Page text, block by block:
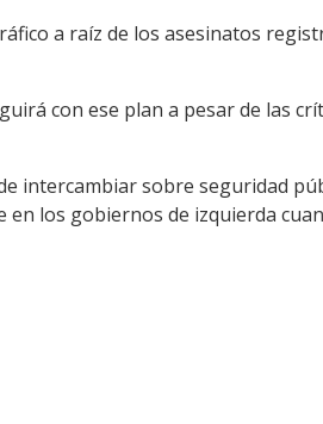
a raíz de los asesinatos
con ese plan a pesar de las
intercambiar sobre seguridad
los gobiernos de izquierda